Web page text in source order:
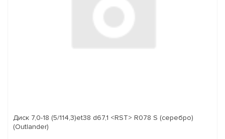
Диск 7,0-18 (5/114,3)et38 d67,1 <RST> R078 S (серебро)
(Outlander)